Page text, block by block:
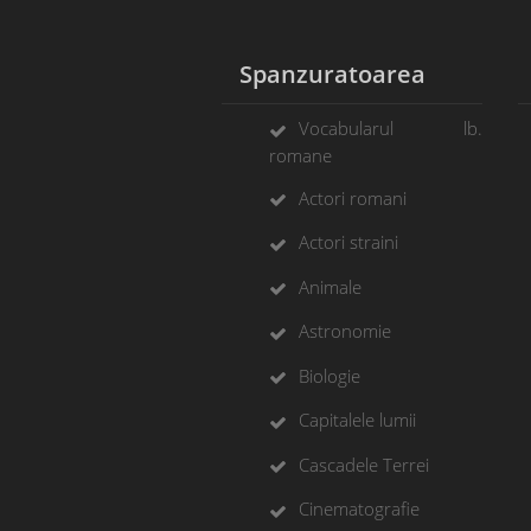
Spanzuratoarea
Vocabularul lb.
romane
Actori romani
Actori straini
Animale
Astronomie
Biologie
Capitalele lumii
Cascadele Terrei
Cinematografie